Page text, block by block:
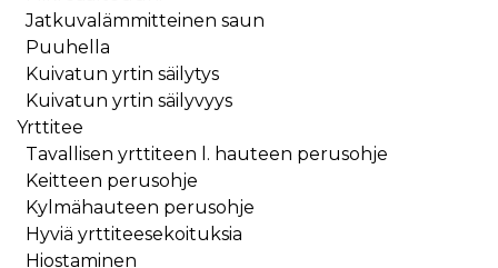
Jatkuvalämmitteinen saun
Puuhella
Kuivatun yrtin säilytys
Kuivatun yrtin säilyvyys
Yrttitee
Tavallisen yrttiteen l. hauteen perusohje
Keitteen perusohje
Kylmähauteen perusohje
Hyviä yrttiteesekoituksia
Hiostaminen